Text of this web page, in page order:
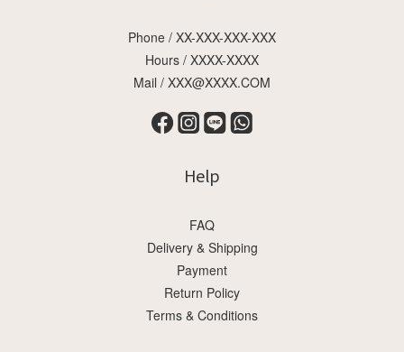
Phone / XX-XXX-XXX-XXX
Hours / XXXX-XXXX
Mail / XXX@XXXX.COM
Help
FAQ
Delivery & Shipping
Payment
Return Policy
Terms & Conditions